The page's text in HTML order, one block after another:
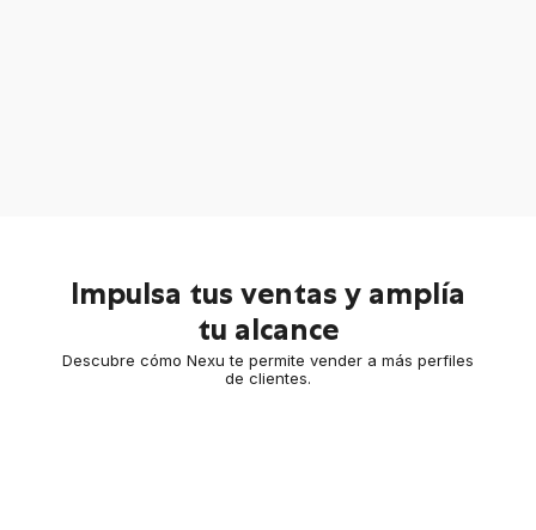
Impulsa tus ventas y amplía
tu alcance
Descubre cómo Nexu te permite vender a más perfiles
de clientes.